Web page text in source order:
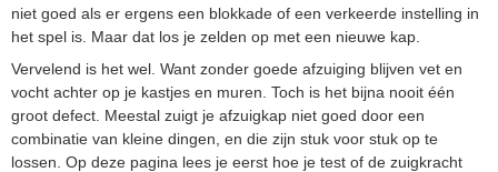
niet goed als er ergens een blokkade of een verkeerde instelling in
het spel is. Maar dat los je zelden op met een nieuwe kap.
Vervelend is het wel. Want zonder goede afzuiging blijven vet en
vocht achter op je kastjes en muren. Toch is het bijna nooit één
groot defect. Meestal zuigt je afzuigkap niet goed door een
combinatie van kleine dingen, en die zijn stuk voor stuk op te
lossen. Op deze pagina lees je eerst hoe je test of de zuigkracht